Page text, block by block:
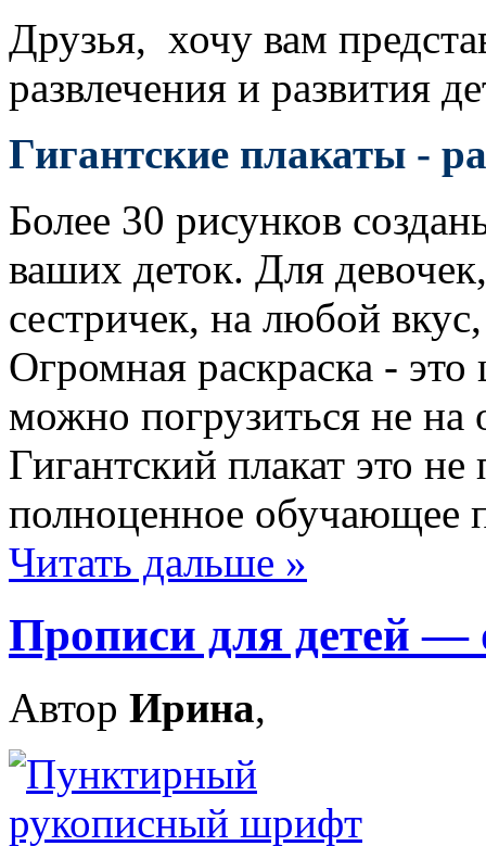
Друзья, хочу вам
развлечения и развития
Гигантские плакаты -
Более 30 рисунков
ваших деток. Для
сестричек, на любой
Огромная раскраска -
можно погрузиться не на
Гигантский плакат это не
полноценное обучающее
Читать дальше »
Прописи для детей —
Автор Ирина,